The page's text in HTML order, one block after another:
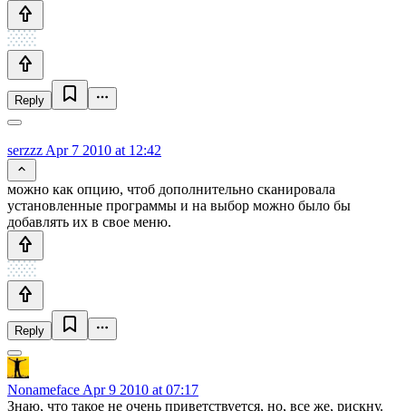
Reply
serzzz Apr 7 2010 at 12:42
можно как опцию, чтоб дополнительно сканировала
установленные программы и на выбор можно было бы
добавлять их в свое меню.
Reply
Nonameface Apr 9 2010 at 07:17
Знаю, что такое не очень приветствуется, но, все же, рискну.